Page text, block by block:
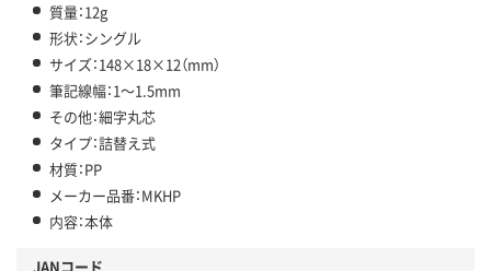
質量：12g
形状：シングル
サイズ：148×18×12（mm）
筆記線幅：1～1.5mm
その他：細字丸芯
タイプ：詰替え式
材質：PP
メーカー品番：MKHP
内容：本体
JANコード